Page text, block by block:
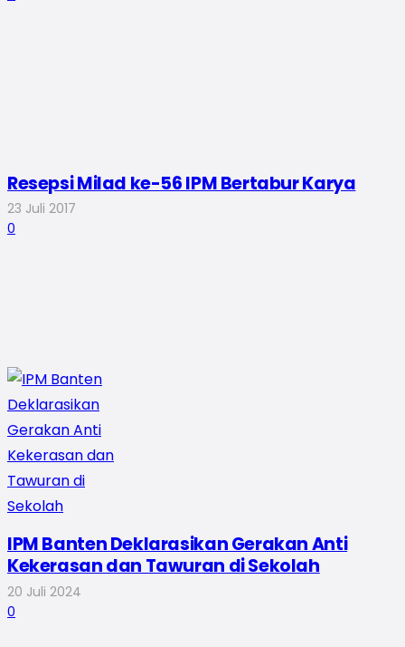
Resepsi Milad ke-56 IPM Bertabur Karya
23 Juli 2017
0
IPM Banten Deklarasikan Gerakan Anti
Kekerasan dan Tawuran di Sekolah
20 Juli 2024
0